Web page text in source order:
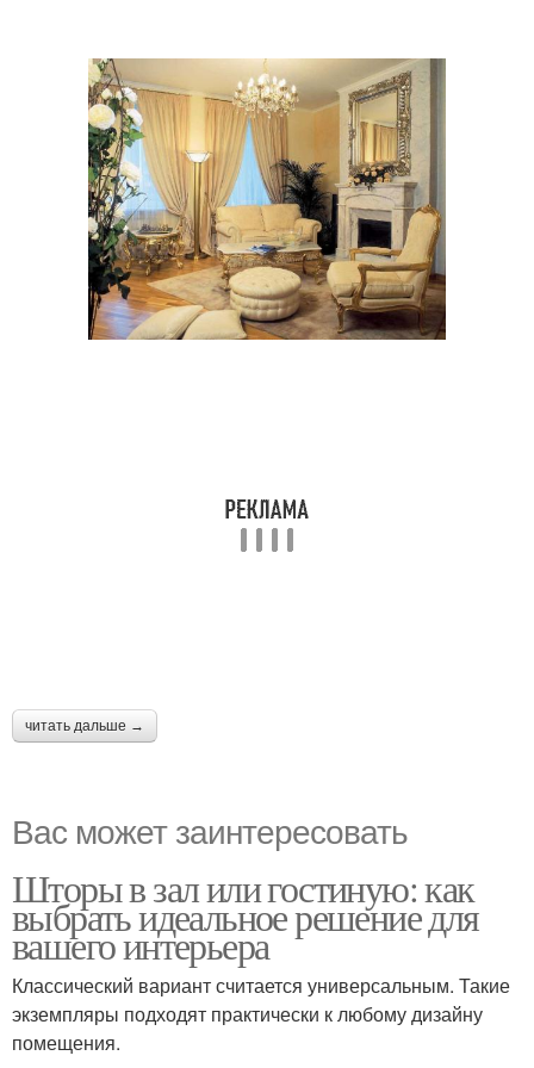
читать дальше →
Вас может заинтересовать
Шторы в зал или гостиную: как
выбрать идеальное решение для
вашего интерьера
Классический вариант считается универсальным. Такие
экземпляры подходят практически к любому дизайну
помещения.